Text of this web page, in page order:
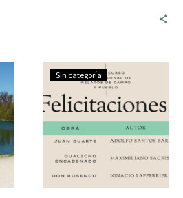
Ganadores
del
III
Concurso
Internacional
de
Relatos
de
Sin categoría